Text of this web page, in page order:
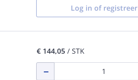
Log in of registreer
€ 144,05/ STK